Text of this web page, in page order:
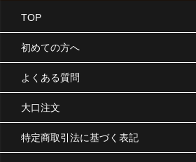
TOP
初めての方へ
よくある質問
大口注文
特定商取引法に基づく表記